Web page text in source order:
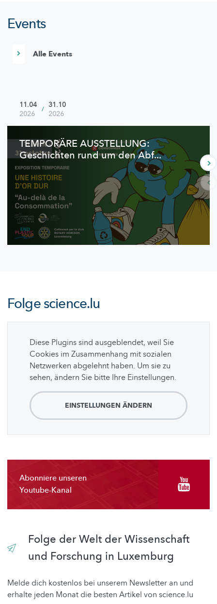
Events
Alle Events
11.04
2026
/
31.10
2026
TEMPORÄRE AUSSTELLUNG:
Geschichten rund um den Abf...
Folgescience.lu
Diese Plugins sind ausgeblendet, weil Sie
Cookies im Zusammenhang mit sozialen
Netzwerken abgelehnt haben. Um sie zu
sehen, ändern Sie bitte Ihre Einstellungen.
EINSTELLUNGEN ÄNDERN
Abonniere unseren
Youtube-Kanal
Folge der Welt der Wissenschaft
und Forschung in Luxemburg
Melde dich kostenlos bei unserem Newsletter an und
erhalte jeden Monat die besten Artikel von science.lu